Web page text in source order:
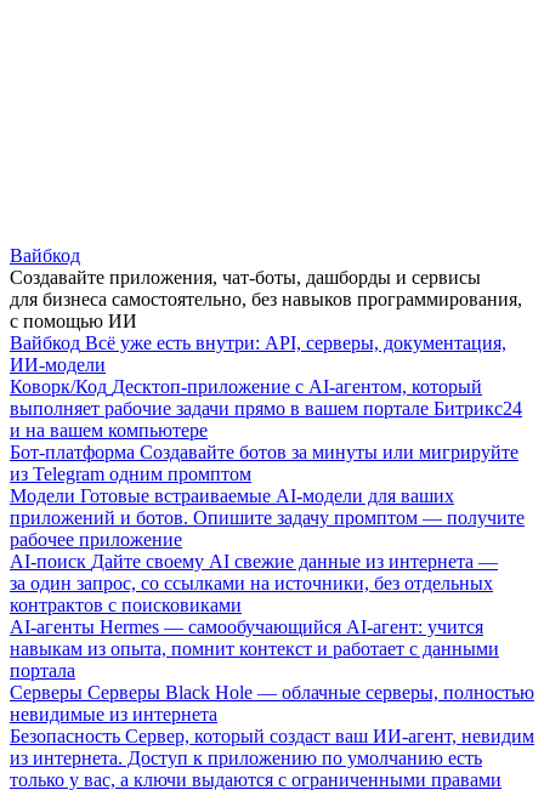
Вайбкод
Создавайте приложения, чат-боты, дашборды и сервисы
для бизнеса самостоятельно, без навыков программирования,
с помощью ИИ
Вайбкод Всё уже есть внутри: API, серверы, документация,
ИИ-модели
Коворк/Код Десктоп-приложение с AI-агентом, который
выполняет рабочие задачи прямо в вашем портале Битрикс24
и на вашем компьютере
Бот-платформа Создавайте ботов за минуты или мигрируйте
из Telegram одним промптом
Модели Готовые встраиваемые AI-модели для ваших
приложений и ботов. Опишите задачу промптом — получите
рабочее приложение
AI-поиск Дайте своему AI свежие данные из интернета —
за один запрос, со ссылками на источники, без отдельных
контрактов с поисковиками
AI-агенты Hermes — самообучающийся AI-агент: учится
навыкам из опыта, помнит контекст и работает с данными
портала
Серверы Серверы Black Hole — облачные серверы, полностью
невидимые из интернета
Безопасность Сервер, который создаст ваш ИИ-агент, невидим
из интернета. Доступ к приложению по умолчанию есть
только у вас, а ключи выдаются с ограниченными правами